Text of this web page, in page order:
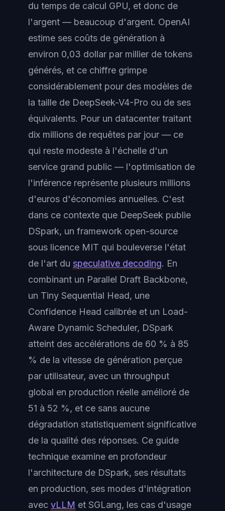
du temps de calcul GPU, et donc de
l'argent — beaucoup d'argent. OpenAI
estime ses coûts de génération à
environ 0,03 dollar par millier de tokens
générés, et ce chiffre grimpe
considérablement pour des modèles de
la taille de DeepSeek-V4-Pro ou de ses
équivalents. Pour un datacenter traitant
dix millions de requêtes par jour — ce
qui reste modeste à l'échelle d'un
service grand public — l'optimisation de
l'inférence représente plusieurs millions
d'euros d'économies annuelles. C'est
dans ce contexte que DeepSeek publie
DSpark, un framework open-source
sous licence MIT qui bouleverse l'état
de l'art du speculative decoding. En
combinant un Parallel Draft Backbone,
un Tiny Sequential Head, une
Confidence Head calibrée et un Load-
Aware Dynamic Scheduler, DSpark
atteint des accélérations de 60 % à 85
% de la vitesse de génération perçue
par utilisateur, avec un throughput
global en production réelle amélioré de
51 à 52 %, et ce sans aucune
dégradation statistiquement significative
de la qualité des réponses. Ce guide
technique examine en profondeur
l'architecture de DSpark, ses résultats
en production, ses modes d'intégration
avec vLLM et SGLang, les cas d'usage